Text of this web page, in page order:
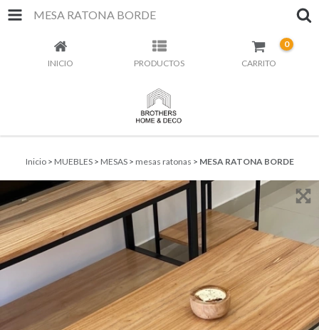
MESA RATONA BORDE
INICIO PRODUCTOS CARRITO
0
Inicio > MUEBLES > MESAS > mesas ratonas > MESA RATONA BORDE